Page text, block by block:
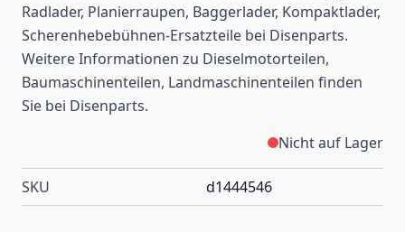
Radlader, Planierraupen, Baggerlader, Kompaktlader,
Scherenhebebühnen-Ersatzteile bei Disenparts.
Weitere Informationen zu Dieselmotorteilen,
Baumaschinenteilen, Landmaschinenteilen finden
Sie bei Disenparts.
Nicht auf Lager
SKU d1444546